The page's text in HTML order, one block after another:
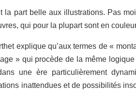
la part belle aux illustrations. Pas
qui pour la plupart sont en
explique qu’aux termes de «
» qui procède de la même
une ère particulièrement
inattendues et de possibilités